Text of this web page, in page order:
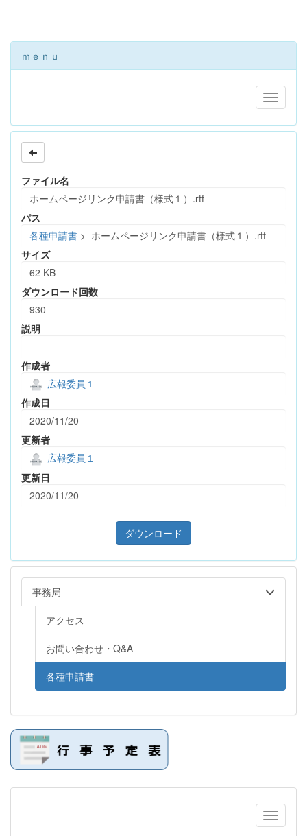
ｍｅｎｕ
ファイル名
ホームページリンク申請書（様式１）.rtf
パス
各種申請書 > ホームページリンク申請書（様式１）.rtf
サイズ
62 KB
ダウンロード回数
930
説明
作成者
広報委員１
作成日
2020/11/20
更新者
広報委員１
更新日
2020/11/20
ダウンロード
事務局
アクセス
お問い合わせ・Q&A
各種申請書